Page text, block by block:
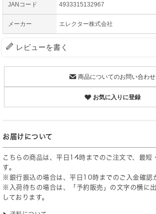
JANコード 4933315132967
メーカー エレクター株式会社
レビューを書く
商品についてのお問い合わせ
お気に入りに登録